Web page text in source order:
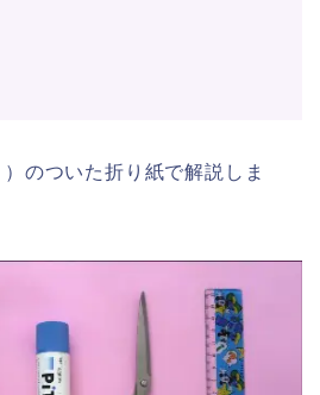
のついた折り紙で解説しま